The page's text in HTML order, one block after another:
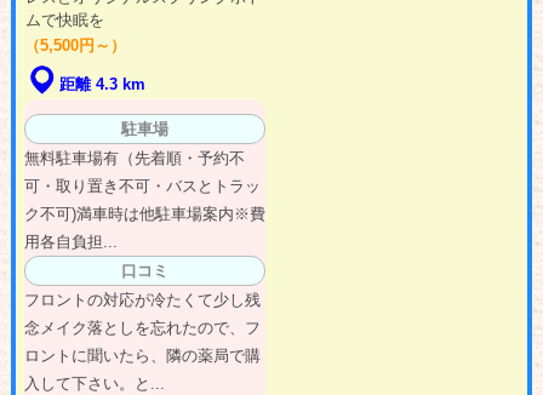
ムで快眠を
（5,500円～）
距離 4.3 km
駐車場
無料駐車場有（先着順・予約不
可・取り置き不可・バスとトラッ
ク不可)満車時は他駐車場案内※費
用各自負担...
口コミ
フロントの対応が冷たくて少し残
念メイク落としを忘れたので、フ
ロントに聞いたら、隣の薬局で購
入して下さい。と...